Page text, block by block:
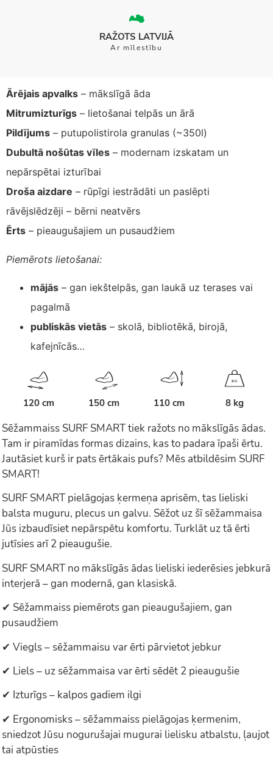
RAŽOTS LATVIJĀ
Ar mīlestību
Ārējais apvalks – mākslīgā āda
Mitrumizturīgs – lietošanai telpās un ārā
Pildījums – putupolistirola granulas (~350l)
Dubultā nošūtas vīles – modernam izskatam un
nepārspētai izturībai
Droša aizdare – rūpīgi iestrādāti un paslēpti
rāvējslēdzēji – bērni neatvērs
Ērts – pieaugušajiem un pusaudžiem
Piemērots lietošanai:
mājās – gan iekštelpās, gan laukā uz terases vai
pagalmā
publiskās vietās – skolā, bibliotēkā, birojā,
kafejnīcās…
120 cm 150 cm 110 cm
KG
8 kg
Sēžammaiss SURF SMART tiek ražots no mākslīgās ādas.
Tam ir piramīdas formas dizains, kas to padara īpaši ērtu.
Jautāsiet kurš ir pats ērtākais pufs? Mēs atbildēsim SURF
SMART!
SURF SMART pielāgojas ķermeņa aprisēm, tas lieliski
balsta muguru, plecus un galvu. Sēžot uz šī sēžammaisa
Jūs izbaudīsiet nepārspētu komfortu. Turklāt uz tā ērti
jutīsies arī 2 pieaugušie.
SURF SMART no mākslīgās ādas lieliski iederēsies jebkurā
interjerā – gan modernā, gan klasiskā.
✔ Sēžammaiss piemērots gan pieaugušajiem, gan
pusaudžiem
✔ Viegls – sēžammaisu var ērti pārvietot jebkur
✔ Liels – uz sēžammaisa var ērti sēdēt 2 pieaugušie
✔ Izturīgs – kalpos gadiem ilgi
✔ Ergonomisks – sēžammaiss pielāgojas ķermenim,
sniedzot Jūsu nogurušajai mugurai lielisku atbalstu, ļaujot
tai atpūsties